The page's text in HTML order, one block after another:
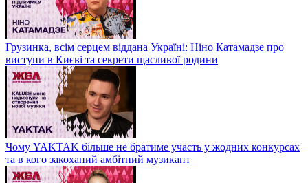
Грузинка, всім серцем віддана Україні: Ніно Катамадзе про
виступи в Києві та секрети щасливої родини
Чому YAKTAK більше не братиме участь у жодних конкурсах
та в кого закоханий амбітний музикант